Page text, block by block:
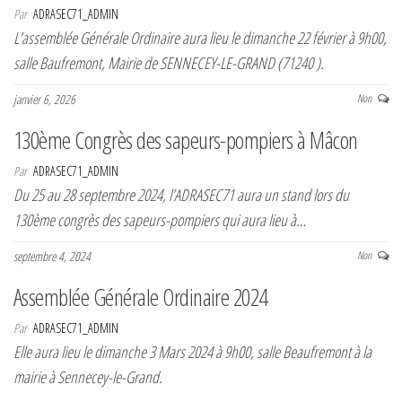
r
t
Par ADRASEC71_ADMIN
L’assemblée Générale Ordinaire aura lieu le dimanche 22 février à 9h00,
salle Baufremont, Mairie de SENNECEY-LE-GRAND (71240 ).
janvier 6, 2026 Non
130ème Congrès des sapeurs-pompiers à Mâcon
Par ADRASEC71_ADMIN
Du 25 au 28 septembre 2024, l’ADRASEC71 aura un stand lors du
130ème congrès des sapeurs-pompiers qui aura lieu à…
septembre 4, 2024 Non
Assemblée Générale Ordinaire 2024
Par ADRASEC71_ADMIN
Elle aura lieu le dimanche 3 Mars 2024 à 9h00, salle Beaufremont à la
mairie à Sennecey-le-Grand.